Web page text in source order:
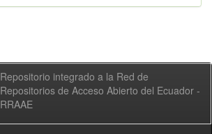
Repositorio integrado a la Red de
Repositorios de Acceso Abierto del Ecuador -
RRAAE